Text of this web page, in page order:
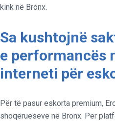
kink në Bronx.
Sa kushtojnë
e performancës
interneti për
Për të pasur eskorta premium,
shoqërueseve në Bronx. Për